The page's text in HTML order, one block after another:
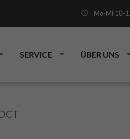
Mo-Mi 10-
SERVICE ÜBER UNS